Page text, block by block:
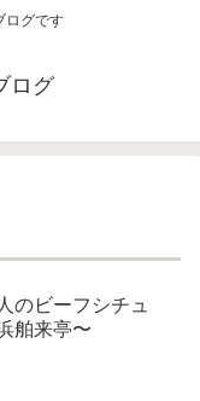
ログです
ログ
のビーフシチュ
舶来亭〜